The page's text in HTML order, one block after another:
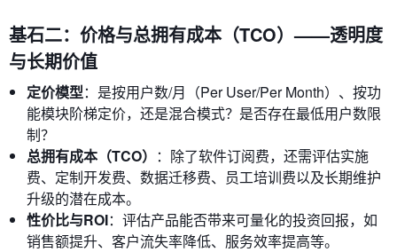
基石二：价格与总拥有成本（TCO）——透明度
与长期价值
定价模型：是按用户数/月（Per User/Per Month）、按功
能模块阶梯定价，还是混合模式？是否存在最低用户数限
制？
总拥有成本（TCO） ：除了软件订阅费，还需评估实施
费、定制开发费、数据迁移费、员工培训费以及长期维护
升级的潜在成本。
性价比与ROI：评估产品能否带来可量化的投资回报，如
销售额提升、客户流失率降低、服务效率提高等。